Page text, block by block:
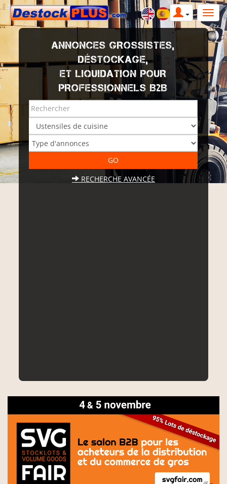
ANNONCES GROSSISTES,
DÉSTOCKAGE,
ET LIQUIDATION POUR
PROFESSIONNELS B2B
RECHERCHE AVANCÉE